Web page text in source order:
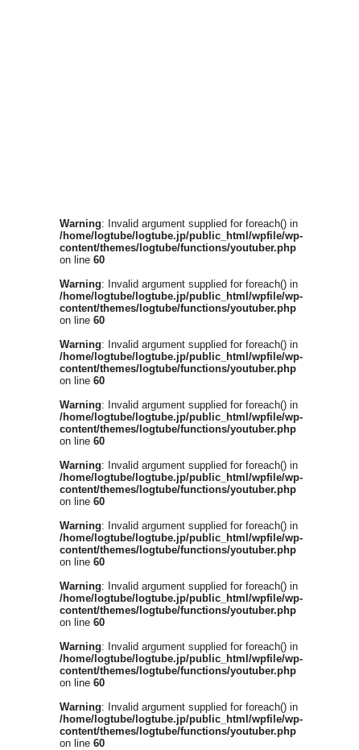
Warning: Invalid argument supplied for foreach() in
/home/logtube/logtube.jp/public_html/wpfile/wp-
content/themes/logtube/functions/youtuber.php
on line 60
Warning: Invalid argument supplied for foreach() in
/home/logtube/logtube.jp/public_html/wpfile/wp-
content/themes/logtube/functions/youtuber.php
on line 60
Warning: Invalid argument supplied for foreach() in
/home/logtube/logtube.jp/public_html/wpfile/wp-
content/themes/logtube/functions/youtuber.php
on line 60
Warning: Invalid argument supplied for foreach() in
/home/logtube/logtube.jp/public_html/wpfile/wp-
content/themes/logtube/functions/youtuber.php
on line 60
Warning: Invalid argument supplied for foreach() in
/home/logtube/logtube.jp/public_html/wpfile/wp-
content/themes/logtube/functions/youtuber.php
on line 60
Warning: Invalid argument supplied for foreach() in
/home/logtube/logtube.jp/public_html/wpfile/wp-
content/themes/logtube/functions/youtuber.php
on line 60
Warning: Invalid argument supplied for foreach() in
/home/logtube/logtube.jp/public_html/wpfile/wp-
content/themes/logtube/functions/youtuber.php
on line 60
Warning: Invalid argument supplied for foreach() in
/home/logtube/logtube.jp/public_html/wpfile/wp-
content/themes/logtube/functions/youtuber.php
on line 60
Warning: Invalid argument supplied for foreach() in
/home/logtube/logtube.jp/public_html/wpfile/wp-
content/themes/logtube/functions/youtuber.php
on line 60